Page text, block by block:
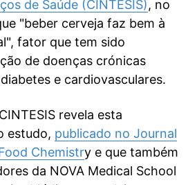
de Saúde (CINTESIS), no
"beber cerveja faz bem à
fator que tem sido
de doenças crónicas
e cardiovasculares.
revela esta
estudo, publicado no Journal
Chemistry e que também
da NOVA Medical School